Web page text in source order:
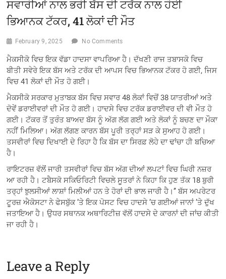
ਸਵਾਰੀਆਂ ਨਾਲ ਭਰੀ ਬੱਸ ਦੀ ਟਰੱਕ ਨਾਲ ਹੋਈ
ਭਿਆਨਕ ਟੱਕਰ, 41 ਲੋਕਾਂ ਦੀ ਮੌਤ
February 9, 2025 No Comments
ਮੈਕਸੀਕੋ ਵਿਚ ਇਕ ਵੱਡਾ ਹਾਦਸਾ ਵਾਪਰਿਆ ਹੈ। ਦੱਖਣੀ ਰਾਜ ਤਬਾਸਕੋ ਵਿਚ
ਬੀਤੀ ਸਵੇਰੇ ਇਕ ਬੱਸ ਅਤੇ ਟਰੱਕ ਦੀ ਆਪਸ ਵਿਚ ਭਿਆਨਕ ਟੱਕਰ ਹੋ ਗਈ, ਜਿਸ
ਵਿਚ 41 ਲੋਕਾਂ ਦੀ ਮੌਤ ਹੋ ਗਈ।
ਮੈਕਸੀਕੋ ਸਰਕਾਰ ਮੁਤਾਬਕ ਬੱਸ ਵਿਚ ਸਵਾਰ 48 ਲੋਕਾਂ ਵਿਚੋਂ 38 ਯਾਤਰੀਆਂ ਅਤੇ
ਦੋਵੇਂ ਡਰਾਈਵਰਾਂ ਦੀ ਮੌਤ ਹੋ ਗਈ। ਹਾਦਸੇ ਵਿਚ ਟਰੱਕ ਡਰਾਈਵਰ ਦੀ ਵੀ ਮੌਤ ਹੋ
ਗਈ। ਟੱਕਰ ਤੋਂ ਤੁਰੰਤ ਬਾਅਦ ਬੱਸ ਨੂੰ ਅੱਗ ਲੱਗ ਗਈ ਅਤੇ ਲੋਕਾਂ ਨੂੰ ਬਚਣ ਦਾ ਮੌਕਾ
ਨਹੀਂ ਮਿਲਿਆ। ਅੱਗ ਲੱਗਣ ਕਾਰਨ ਬੱਸ ਪੂਰੀ ਤਰ੍ਹਾਂ ਸੜ ਕੇ ਸੁਆਹ ਹੋ ਗਈ।
ਤਸਵੀਰਾਂ ਵਿਚ ਦਿਖਾਈ ਦੇ ਰਿਹਾ ਹੈ ਕਿ ਬੱਸ ਦਾ ਸਿਰਫ਼ ਲੋਹੇ ਦਾ ਢਾਂਚਾ ਹੀ ਬਚਿਆ
ਹੈ।
ਰਾਇਟਰਜ਼ ਵੱਲੋਂ ਜਾਰੀ ਤਸਵੀਰਾਂ ਵਿਚ ਬੱਸ ਅੱਗ ਦੀਆਂ ਲਪਟਾਂ ਵਿਚ ਘਿਰੀ ਨਜ਼ਰ
ਆ ਰਹੀ ਹੈ। ਟਬੈਸਕੋ ਸਕਿਓਰਿਟੀ ਵਿਚਲੇ ਸੂਤਰਾਂ ਨੇ ਕਿਹਾ ਕਿ ਹੁਣ ਤੱਕ 18 ਬੁਰੀ
ਤਰ੍ਹਾਂ ਝੁਲਸੀਆਂ ਲਾਸ਼ਾਂ ਮਿਲੀਆਂ ਹਨ ਤੇ ਹੋਰਾਂ ਦੀ ਭਾਲ ਜਾਰੀ ਹੈ।’’ ਬੱਸ ਅਪਰੇਟਰ
ਟੂਰਜ਼ ਐਕੋਸਟਾ ਨੇ ਫੇਸਬੁੱਕ ’ਤੇ ਇਕ ਪੋਸਟ ਵਿਚ ਹਾਦਸੇ ’ਚ ਗਈਆਂ ਜਾਨਾਂ ’ਤੇ ਦੁੱਖ
ਜਤਾਇਆ ਹੈ। ਉਧਰ ਸਥਾਨਕ ਅਥਾਰਿਟੀਜ਼ ਵੱਲੋਂ ਹਾਦਸੇ ਦੇ ਕਾਰਨਾਂ ਦੀ ਜਾਂਚ ਕੀਤੀ
ਜਾ ਰਹੀ ਹੈ।
Leave a Reply